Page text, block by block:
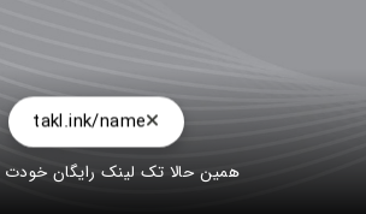
takl.ink/name
همین حالا تک لینک رایگان خودت